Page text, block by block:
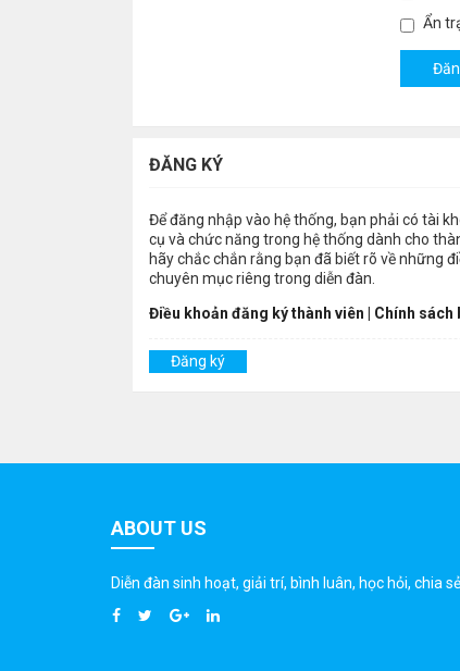
Ẩn
ĐĂNG KÝ
Để đăng nhập vào hệ thống, bạn phải có tài
cụ và chức năng trong hệ thống dành cho
hãy chắc chắn rằng bạn đã biết rõ về những
chuyên mục riêng trong diễn đàn.
Điều khoản đăng ký thành viên
Chính sách
Đăng ký
ABOUT US
Diễn đàn sinh hoạt, giải trí, bình luân, học hỏi, chia